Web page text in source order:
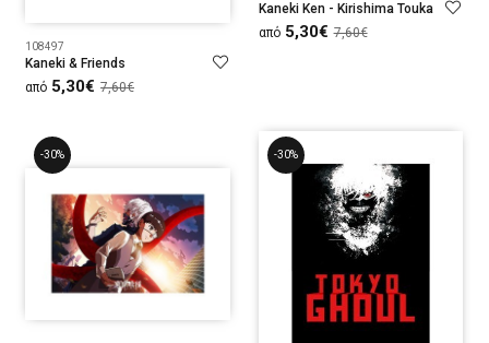
108497
Kaneki & Friends
από 5,30€ 7,60€
Kaneki Ken - Kirishima Touka
από 5,30€ 7,60€
-30% -30%